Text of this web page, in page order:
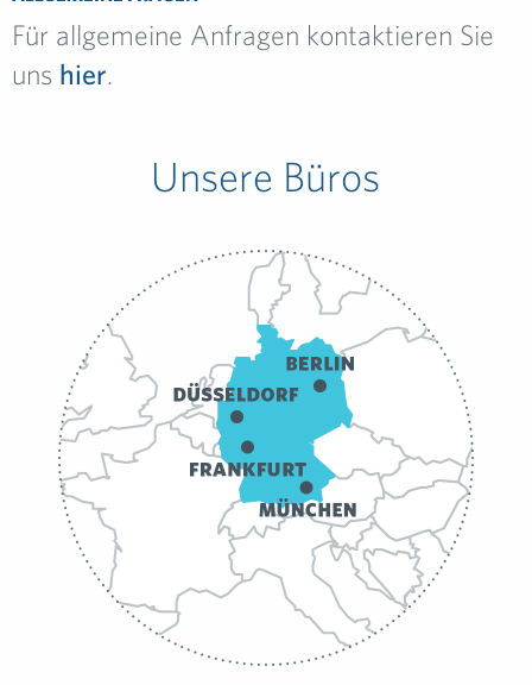
Für allgemeine Anfragen kontaktieren Sie
uns hier.
Unsere Büros